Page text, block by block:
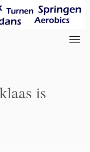
is